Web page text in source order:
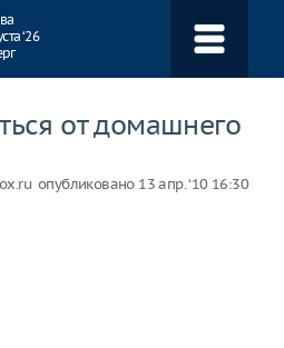
‘26
от домашнего
опубликовано 13 апр. ‘10 16:30